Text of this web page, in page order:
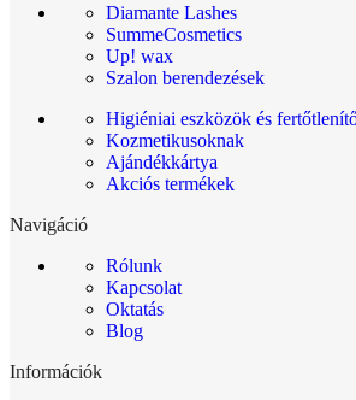
Diamante Lashes
SummeCosmetics
Up! wax
Szalon berendezések
Higiéniai eszközök és
Kozmetikusoknak
Ajándékkártya
Akciós termékek
Navigáció
Rólunk
Kapcsolat
Oktatás
Blog
Információk